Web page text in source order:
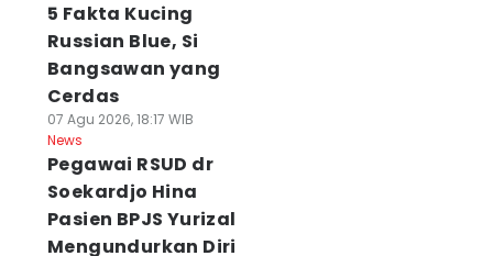
5 Fakta Kucing
Russian Blue, Si
Bangsawan yang
Cerdas
07 Agu 2026, 18:17 WIB
News
Pegawai RSUD dr
Soekardjo Hina
Pasien BPJS Yurizal
Mengundurkan Diri